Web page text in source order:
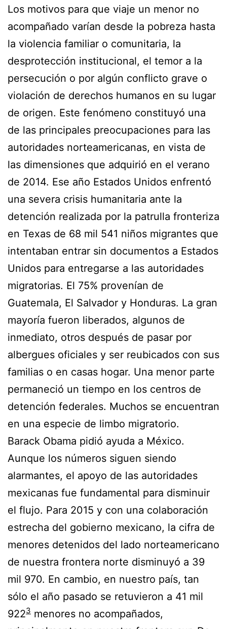
Los motivos para que viaje un menor no
acompañado varían desde la pobreza hasta
la violencia familiar o comunitaria, la
desprotección institucional, el temor a la
persecución o por algún conflicto grave o
violación de derechos humanos en su lugar
de origen. Este fenómeno constituyó una
de las principales preocupaciones para las
autoridades norteamericanas, en vista de
las dimensiones que adquirió en el verano
de 2014. Ese año Estados Unidos enfrentó
una severa crisis humanitaria ante la
detención realizada por la patrulla fronteriza
en Texas de 68 mil 541 niños migrantes que
intentaban entrar sin documentos a Estados
Unidos para entregarse a las autoridades
migratorias. El 75% provenían de
Guatemala, El Salvador y Honduras. La gran
mayoría fueron liberados, algunos de
inmediato, otros después de pasar por
albergues oficiales y ser reubicados con sus
familias o en casas hogar. Una menor parte
permaneció un tiempo en los centros de
detención federales. Muchos se encuentran
en una especie de limbo migratorio.
Barack Obama pidió ayuda a México.
Aunque los números siguen siendo
alarmantes, el apoyo de las autoridades
mexicanas fue fundamental para disminuir
el flujo. Para 2015 y con una colaboración
estrecha del gobierno mexicano, la cifra de
menores detenidos del lado norteamericano
de nuestra frontera norte disminuyó a 39
mil 970. En cambio, en nuestro país, tan
sólo el año pasado se retuvieron a 41 mil
9223 menores no acompañados,